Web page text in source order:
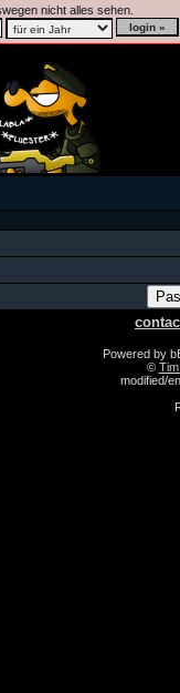
nicht alles sehen.
Powered by
©
modified/